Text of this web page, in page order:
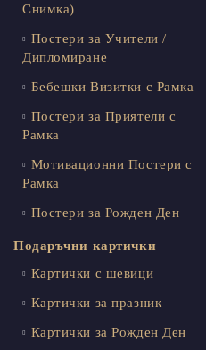
Снимка)
Постери за Учители /
Дипломиране
Бебешки Визитки с Рамка
Постери за Приятели с
Рамка
Мотивационни Постери с
Рамка
Постери за Рожден Ден
Подаръчни картички
Картички с шевици
Картички за празник
Картички за Рожден Ден